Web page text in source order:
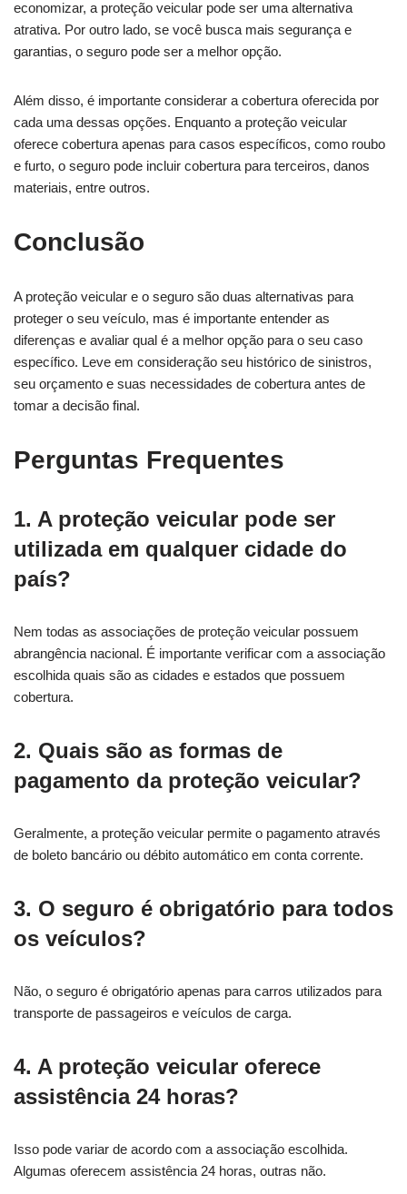
economizar, a proteção veicular pode ser uma alternativa
atrativa. Por outro lado, se você busca mais segurança e
garantias, o seguro pode ser a melhor opção.
Além disso, é importante considerar a cobertura oferecida por
cada uma dessas opções. Enquanto a proteção veicular
oferece cobertura apenas para casos específicos, como roubo
e furto, o seguro pode incluir cobertura para terceiros, danos
materiais, entre outros.
Conclusão
A proteção veicular e o seguro são duas alternativas para
proteger o seu veículo, mas é importante entender as
diferenças e avaliar qual é a melhor opção para o seu caso
específico. Leve em consideração seu histórico de sinistros,
seu orçamento e suas necessidades de cobertura antes de
tomar a decisão final.
Perguntas Frequentes
1. A proteção veicular pode ser
utilizada em qualquer cidade do
país?
Nem todas as associações de proteção veicular possuem
abrangência nacional. É importante verificar com a associação
escolhida quais são as cidades e estados que possuem
cobertura.
2. Quais são as formas de
pagamento da proteção veicular?
Geralmente, a proteção veicular permite o pagamento através
de boleto bancário ou débito automático em conta corrente.
3. O seguro é obrigatório para todos
os veículos?
Não, o seguro é obrigatório apenas para carros utilizados para
transporte de passageiros e veículos de carga.
4. A proteção veicular oferece
assistência 24 horas?
Isso pode variar de acordo com a associação escolhida.
Algumas oferecem assistência 24 horas, outras não.